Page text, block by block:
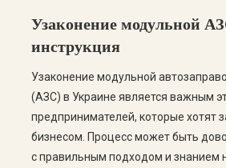
Узаконение модульной
инструкция
Узаконение модульной
(АЗС) в Украине является важным
предпринимателей, которые хотят
бизнесом. Процесс может быть
с правильным подходом и знанием